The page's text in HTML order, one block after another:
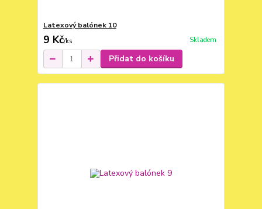
Latexový balónek 10
9 Kč/ks Skladem
Přidat do košíku